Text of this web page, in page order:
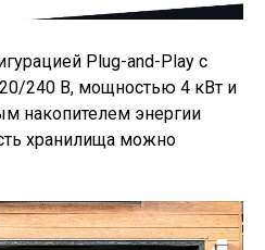
Plug-and-Play с
240 В, мощностью 4 кВт и
накопителем энергии
хранилища можно